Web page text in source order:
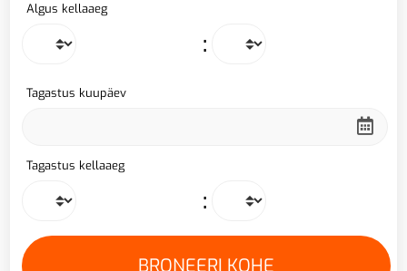
Algus kellaaeg
:
Tagastus kuupäev
Tagastus kellaaeg
: